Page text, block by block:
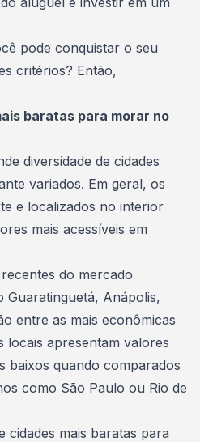
pode conquistar o seu
critérios? Então,
baratas para morar no
diversidade de cidades
variados. Em geral, os
e localizados no interior
mais acessíveis em
do mercado
Guaratinguetá, Anápolis,
entre as mais econômicas
locais apresentam valores
baixos quando comparados
como São Paulo ou Rio de
cidades mais baratas para